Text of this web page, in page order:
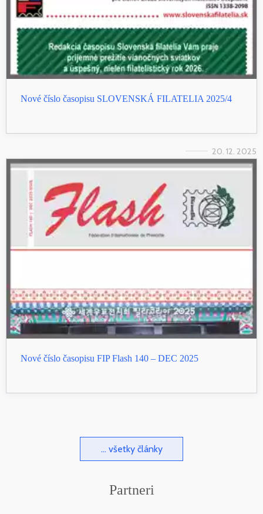
Nové číslo časopisu SLOVENSKÁ FILATELIA 2025/4
20. 12. 2025
Nové číslo časopisu FIP Flash 140 – DEC 2025
... všetky články
Partneri